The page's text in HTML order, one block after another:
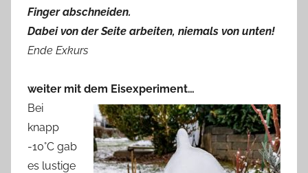
Finger abschneiden.
Dabei von der Seite arbeiten, niemals von unten!
Ende Exkurs
weiter mit dem Eisexperiment…
Bei
knapp
-10°C gab
es lustige